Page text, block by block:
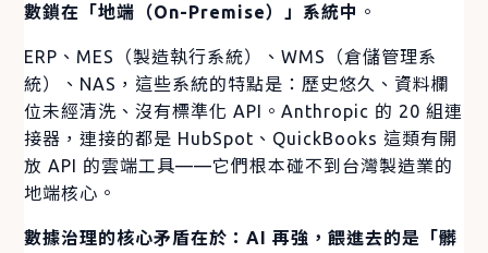
數鎖在「地端（On-Premise）」系統中 。
ERP、MES（製造執行系統）、WMS（倉儲管理系
統）、NAS，這些系統的特點是：歷史悠久、資料欄
位未經清洗、沒有標準化 API。Anthropic 的 20 組連
接器，連接的都是 HubSpot、QuickBooks 這類有開
放 API 的雲端工具——它們根本碰不到台灣製造業的
地端核心。
數據治理的核心矛盾在於：AI 再強，餵進去的是「髒